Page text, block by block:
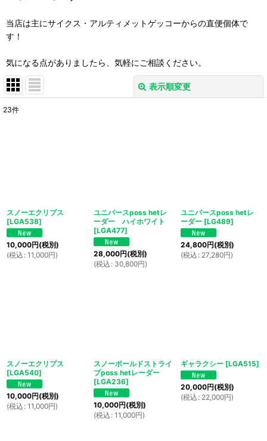
当店は主にサイクス・アルティメットゲッコーからの直便個体で
す！
気になる点がありましたら、気軽にご相談ください。
表示順変更
23件
スノーエクリプス
[LGA538]
10,000円(税別)
(税込 : 11,000円)
ユニバースposs hetレ
ーダー ハイホワイト
[LGA477]
28,000円(税別)
(税込 : 30,800円)
ユニバースposs hetレ
ーダー [LG489]
24,800円(税別)
(税込 : 27,280円)
スノーエクリプス
[LGA540]
10,000円(税別)
(税込 : 11,000円)
スノーボールドストライ
プposs hetレーダー
[LGA236]
10,000円(税別)
(税込 : 11,000円)
ギャラクシー [LGA515]
20,000円(税別)
(税込 : 22,000円)